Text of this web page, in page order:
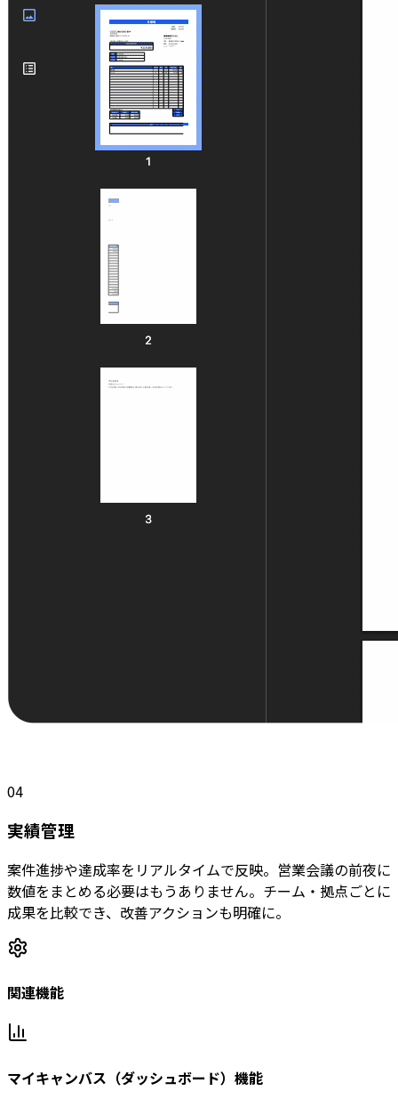
04
実績管理
案件進捗や達成率をリアルタイムで反映。営業会議の前夜に
数値をまとめる必要はもうありません。チーム・拠点ごとに
成果を比較でき、改善アクションも明確に。
関連機能
マイキャンバス（ダッシュボード）機能